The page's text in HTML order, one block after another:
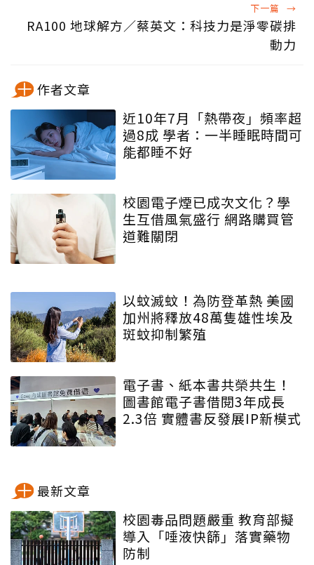
下一篇 →
RA100 地球解方／蔡英文：科技力是淨零碳排
動力
作者文章
近10年7月「熱帶夜」頻率超
過8成 學者：一半睡眠時間可
能都睡不好
校園電子煙已成次文化？學
生互借風氣盛行 網路購買管
道難關閉
以蚊滅蚊！為防登革熱 美國
加州將釋放48萬隻雄性埃及
斑蚊抑制繁殖
電子書、紙本書共榮共生！
圖書館電子書借閱3年成長
2.3倍 實體書反發展IP新模式
最新文章
校園毒品問題嚴重 教育部擬
導入「唾液快篩」落實藥物
防制